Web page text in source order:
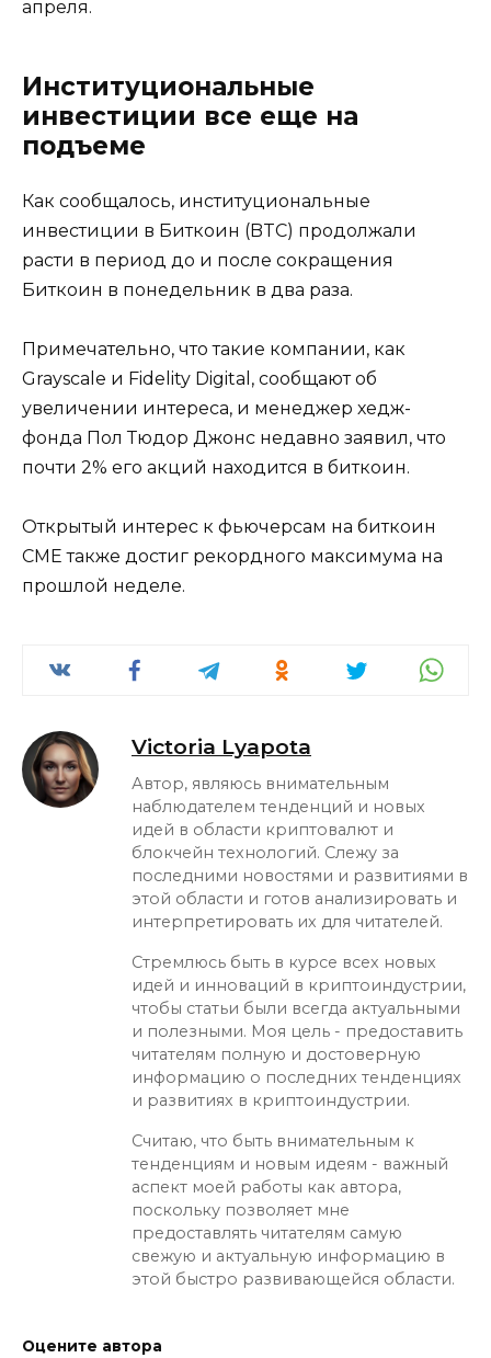
апреля.
Институциональные
инвестиции все еще на
подъеме
Как сообщалось, институциональные
инвестиции в Биткоин (BTC) продолжали
расти в период до и после сокращения
Биткоин в понедельник в два раза.
Примечательно, что такие компании, как
Grayscale и Fidelity Digital, сообщают об
увеличении интереса, и менеджер хедж-
фонда Пол Тюдор Джонс недавно заявил, что
почти 2% его акций находится в биткоин.
Открытый интерес к фьючерсам на биткоин
CME также достиг рекордного максимума на
прошлой неделе.
Victoria Lyapota
Автор, являюсь внимательным
наблюдателем тенденций и новых
идей в области криптовалют и
блокчейн технологий. Слежу за
последними новостями и развитиями в
этой области и готов анализировать и
интерпретировать их для читателей.
Стремлюсь быть в курсе всех новых
идей и инноваций в криптоиндустрии,
чтобы статьи были всегда актуальными
и полезными. Моя цель - предоставить
читателям полную и достоверную
информацию о последних тенденциях
и развитиях в криптоиндустрии.
Считаю, что быть внимательным к
тенденциям и новым идеям - важный
аспект моей работы как автора,
поскольку позволяет мне
предоставлять читателям самую
свежую и актуальную информацию в
этой быстро развивающейся области.
Оцените автора